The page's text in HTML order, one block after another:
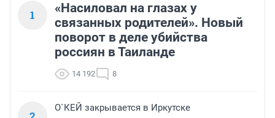
1
«Насиловал на глазах у
связанных родителей». Новый
поворот в деле убийства
россиян в Таиланде
14 192 8
О`КЕЙ закрывается в Иркутске